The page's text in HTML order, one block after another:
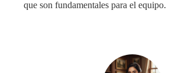
que son fundamentales para el equipo.